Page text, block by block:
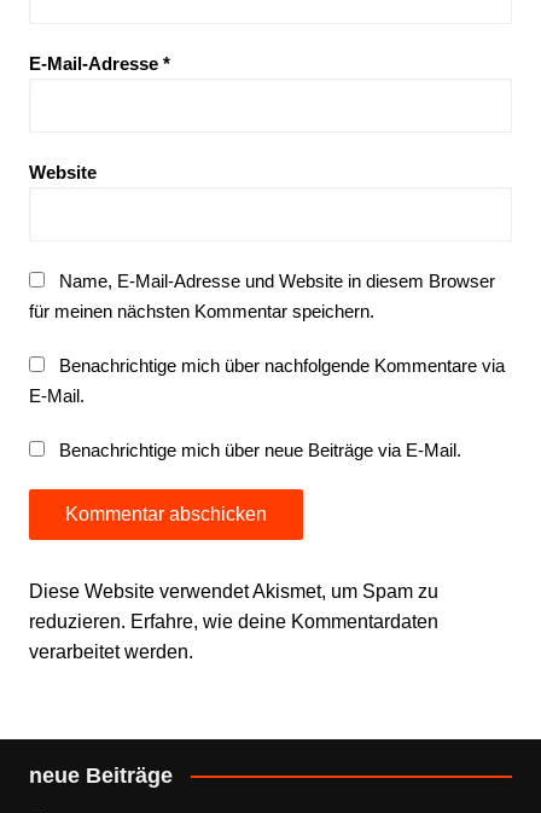
E-Mail-Adresse *
Website
Name, E-Mail-Adresse und Website in diesem Browser
für meinen nächsten Kommentar speichern.
Benachrichtige mich über nachfolgende Kommentare via
E-Mail.
Benachrichtige mich über neue Beiträge via E-Mail.
Diese Website verwendet Akismet, um Spam zu
reduzieren. Erfahre, wie deine Kommentardaten
verarbeitet werden.
neue Beiträge